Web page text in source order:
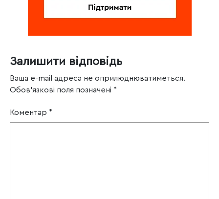
Залишити відповідь
Ваша e-mail адреса не оприлюднюватиметься.
Обов’язкові поля позначені *
Коментар *